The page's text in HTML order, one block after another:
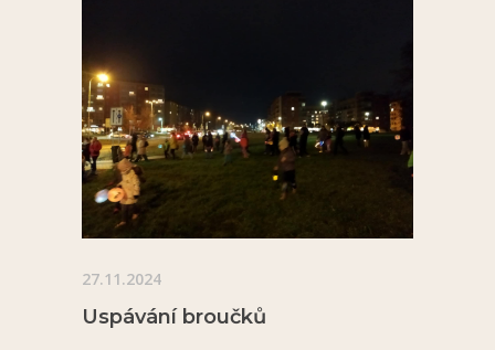
27.11.2024
Uspávání broučků